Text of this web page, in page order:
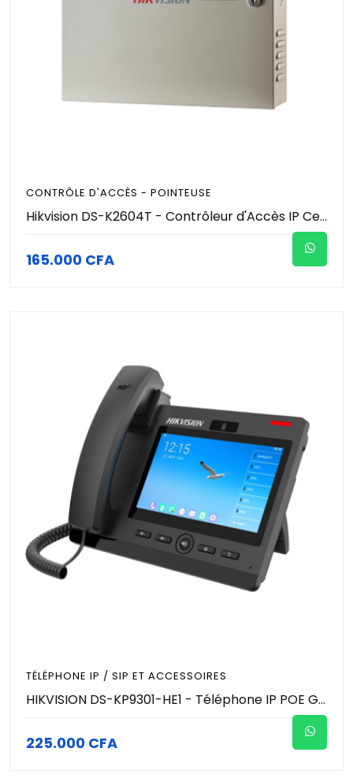
CONTRÔLE D'ACCÈS - POINTEUSE
Hikvision DS-K2604T - Contrôleur d'Accès IP Centralisé 4 Portes - 100k Cartes & 300k Événements - TCP/IP & RS-485/Wiegand - Anti-Passback - Coffret Métal Sécurisé
165.000 CFA
TÉLÉPHONE IP / SIP ET ACCESSOIRES
HIKVISION DS-KP9301-HE1 - Téléphone IP POE Gigabit avec écran 7" - 112 Touches DSS programmables (ouverture de porte, gestion de visiophone, visioconférence…)
225.000 CFA